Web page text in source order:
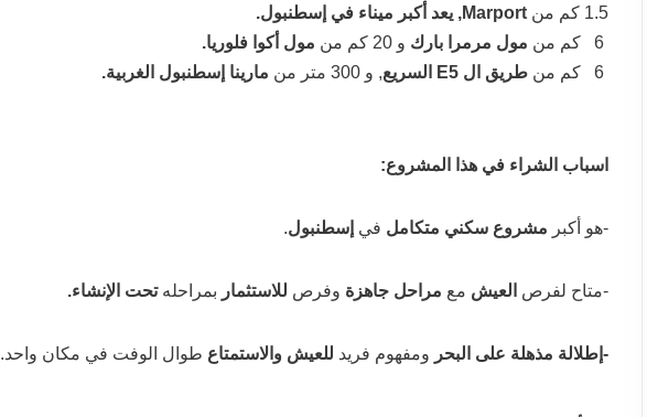
1.5 كم من
Marport, يعد أكبر ميناء في إسطنبول.
مول مرمرا بارك و 20 كم من
مول أكوا فلوريا.
طريق ال E5 السريع , و 300 متر من مارينا إسطنبول الغربية.
اسباب الشراء في هذا المشروع:
-هو أكبر مشروع سكني متكامل في إسطنبول.
-متاح لفرص العيش مع مراحل جاهزة وفرص للاستثمار بمراحلهتحت الإنشاء.
-إطلالة مذهلة على البحر ومفهوم فريد للعيش والاستمتاع طوال الوفت في مكان واحد.